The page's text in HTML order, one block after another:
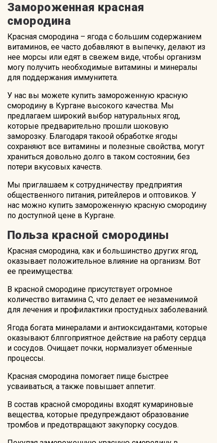
Замороженная красная
смородина
Красная смородина – ягода с большим содержанием
витаминов, ее часто добавляют в выпечку, делают из
нее морсы или едят в свежем виде, чтобы организм
могу получить необходимые витамины и минералы
для поддержания иммунитета.
У нас вы можете купить замороженную красную
смородину в Кургане высокого качества. Мы
предлагаем широкий выбор натуральных ягод,
которые предварительно прошли шоковую
заморозку. Благодаря такоой обработке ягоды
сохраняют все витамины и полезные свойства, могут
храниться довольно долго в таком состоянии, без
потери вкусовых качеств.
Мы приглашаем к сотрудничеству предприятия
общественного питания, ритейлеров и оптовиков. У
нас можно купить замороженную красную смородину
по доступной цене в Кургане.
Польза красной смородины
Красная смородина, как и большинство других ягод,
оказывает положительное влияние на организм. Вот
ее преимущества:
В красной смородине присутствует огромное
количество витамина С, что делает ее незаменимой
для лечения и профилактики простудных заболеваний.
Ягода богата минералами и антиоксидантами, которые
оказывают блпгоприятное действие на работу сердца
и сосудов. Очищает почки, нормализует обменные
процессы.
Красная смородина помогает пище быстрее
усваиваться, а также повышает аппетит.
В состав красной смородины входят кумариновые
вещества, которые предупреждают образование
тромбов и предотвращают закупорку сосудов.